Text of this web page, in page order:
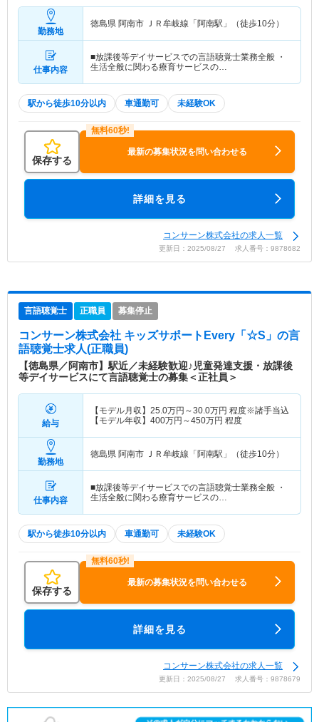
勤務地
徳島県 阿南市 ＪＲ牟岐線「阿南駅」（徒歩10分）
仕事内容
■放課後等デイサービスでの言語聴覚士業務全般 ・
生活全般に関わる療育サービスの…
駅から徒歩10分以内 車通勤可 未経験OK
保存する
最新の募集状況を問い合わせる
詳細を見る
コンサーン株式会社の求人一覧
更新日：2025/08/27 求人番号：9878682
言語聴覚士 正職員 募集停止
コンサーン株式会社 キッズサポートEvery「☆S」 の言
語聴覚士求人(正職員)
【徳島県／阿南市】駅近／未経験歓迎♪児童発達支援・放課後
等デイサービスにて言語聴覚士の募集＜正社員＞
給与
【モデル月収】 25.0万円～30.0万円 程度※諸手当込
【モデル年収】 400万円～450万円 程度
勤務地
徳島県 阿南市 ＪＲ牟岐線「阿南駅」（徒歩10分）
仕事内容
■放課後等デイサービスでの言語聴覚士業務全般 ・
生活全般に関わる療育サービスの…
駅から徒歩10分以内 車通勤可 未経験OK
保存する
最新の募集状況を問い合わせる
詳細を見る
コンサーン株式会社の求人一覧
更新日：2025/08/27 求人番号：9878679